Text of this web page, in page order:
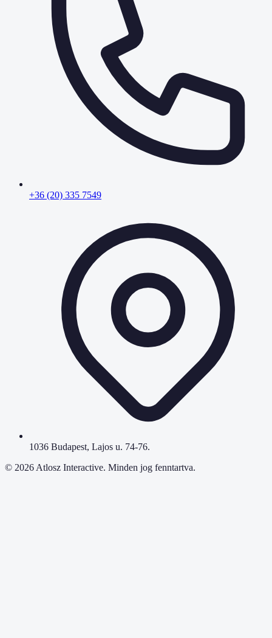
+36 (20) 335 7549
1036 Budapest, Lajos u. 74-76.
© 2026 Atlosz Interactive. Minden jog fenntartva.